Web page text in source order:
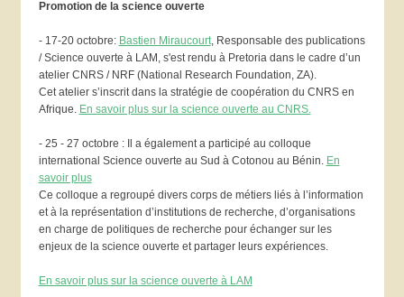
Promotion de la science ouverte
- 17-20 octobre: Bastien Miraucourt, Responsable des publications
/ Science ouverte à LAM, s'est rendu à Pretoria dans le cadre d’un
atelier CNRS / NRF (National Research Foundation, ZA).
Cet atelier s’inscrit dans la stratégie de coopération du CNRS en
Afrique. En savoir plus sur la science ouverte au CNRS.
- 25 - 27 octobre : Il a également a participé au colloque
international Science ouverte au Sud à Cotonou au Bénin. En
savoir plus
Ce colloque a regroupé divers corps de métiers liés à l’information
et à la représentation d’institutions de recherche, d’organisations
en charge de politiques de recherche pour échanger sur les
enjeux de la science ouverte et partager leurs expériences.
En savoir plus sur la science ouverte à LAM